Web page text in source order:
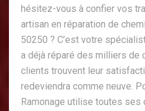
hésitez-vous à confier vos
artisan en réparation de
50250 ? C’est votre
a déjà réparé des milliers de
clients trouvent leur
redeviendra comme neuve.
Ramonage utilise toutes